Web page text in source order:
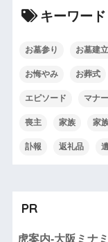
キーワード
お墓参り お墓建立
お悔やみ お葬式
エピソード マナー
喪主 家族 家
訃報 返礼品
PR
虎案内-大阪ミナ